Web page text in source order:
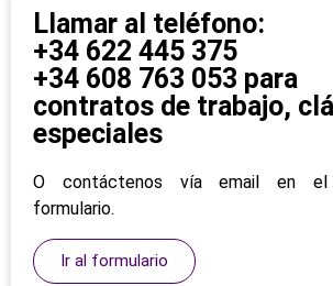
Llamar al teléfono:
+34 622 445 375
+34 608 763 053 para
contratos de trabajo,
especiales
O contáctenos vía email en el
formulario.
Ir al formulario